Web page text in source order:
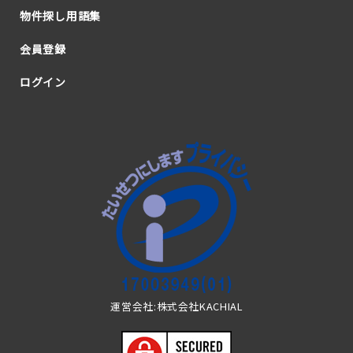
物件探し用語集
会員登録
ログイン
運営会社:株式会社KACHIAL